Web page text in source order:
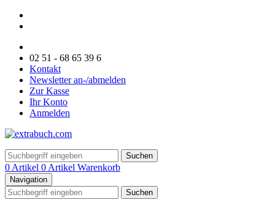
02 51 - 68 65 39 6
Kontakt
Newsletter an-/abmelden
Zur Kasse
Ihr Konto
Anmelden
Suchen
0 Artikel 0 Artikel Warenkorb
Navigation
Suchen